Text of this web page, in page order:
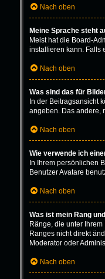
Nach oben
Meine Sprache steht
Meist hat die Board-
installieren kann. Falls
Nach oben
Was sind das für
In der Beitragsansicht
angeben. Das andere,
Nach oben
Wie verwende ich
In Ihrem persönlichen
Benutzer Avatare
Nach oben
Was ist mein Rang
Ränge, die unter
Ranges nicht direkt
Moderator oder
Nach oben